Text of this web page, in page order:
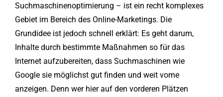
Suchmaschinenoptimierung – ist ein recht komplexes
Gebiet im Bereich des Online-Marketings. Die
Grundidee ist jedoch schnell erklärt: Es geht darum,
Inhalte durch bestimmte Maßnahmen so für das
Internet aufzubereiten, dass Suchmaschinen wie
Google sie möglichst gut finden und weit vorne
anzeigen. Denn wer hier auf den vorderen Plätzen